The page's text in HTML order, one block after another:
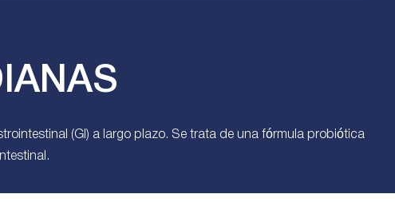
(GI) a largo plazo. Se trata de una fórmula probiótica